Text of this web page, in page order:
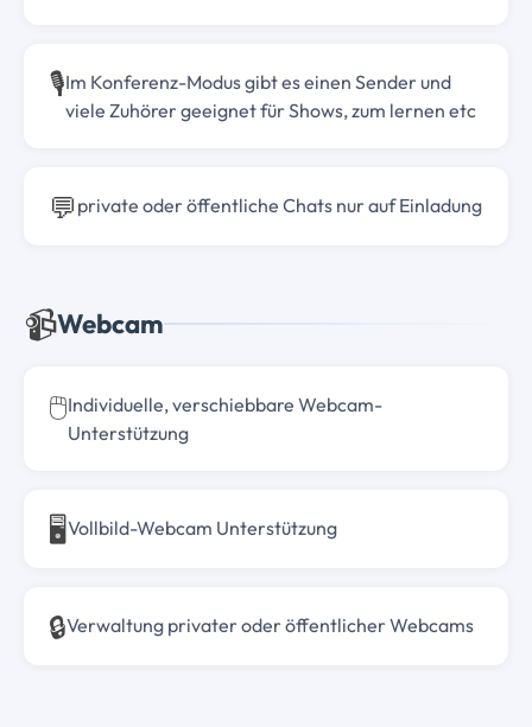
🎙️Im Konferenz-Modus gibt es einen Sender und
viele Zuhörer geeignet für Shows, zum lernen etc
💬 private oder öffentliche Chats nur auf Einladung
📹Webcam
🖱️Individuelle, verschiebbare Webcam-
Unterstützung
🖥️Vollbild-Webcam Unterstützung
🔒Verwaltung privater oder öffentlicher Webcams